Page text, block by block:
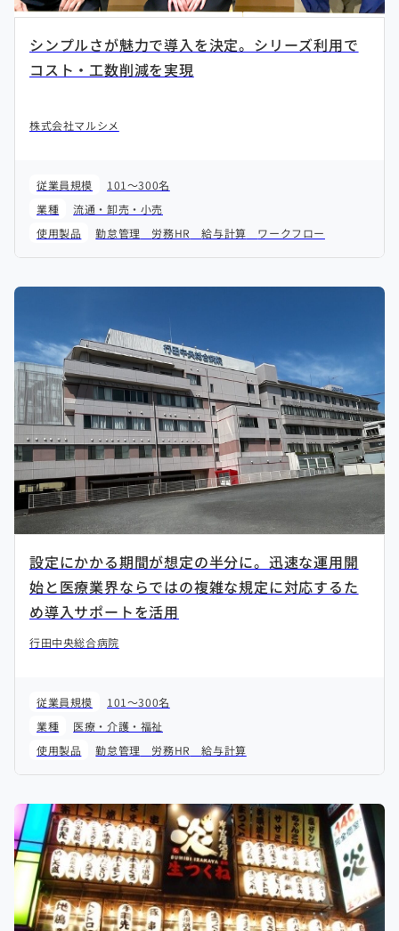
シンプルさが魅力で導入を決定。シリーズ利用で
コスト・工数削減を実現
株式会社マルシメ
従業員規模
101～300名
業種
流通・卸売・小売
使用製品
勤怠管理 労務HR 給与計算 ワークフロー
設定にかかる期間が想定の半分に。迅速な運用開
始と医療業界ならではの複雑な規定に対応するた
め導入サポートを活用
行田中央総合病院
従業員規模
101～300名
業種
医療・介護・福祉
使用製品
勤怠管理 労務HR 給与計算